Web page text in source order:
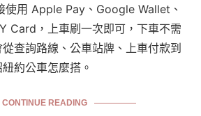
使用 Apple Pay、Google Wallet、
Card，上車刷一次即可，下車不需
查詢路線、公車站牌、上車付款到
約公車怎麼搭。
CONTINUE READING